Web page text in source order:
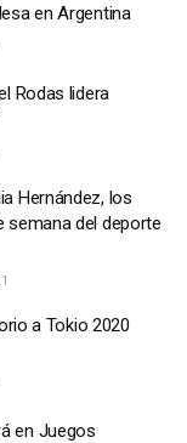
en Argentina
Rodas lidera
Hernández, los
semana del deporte
a Tokio 2020
en Juegos